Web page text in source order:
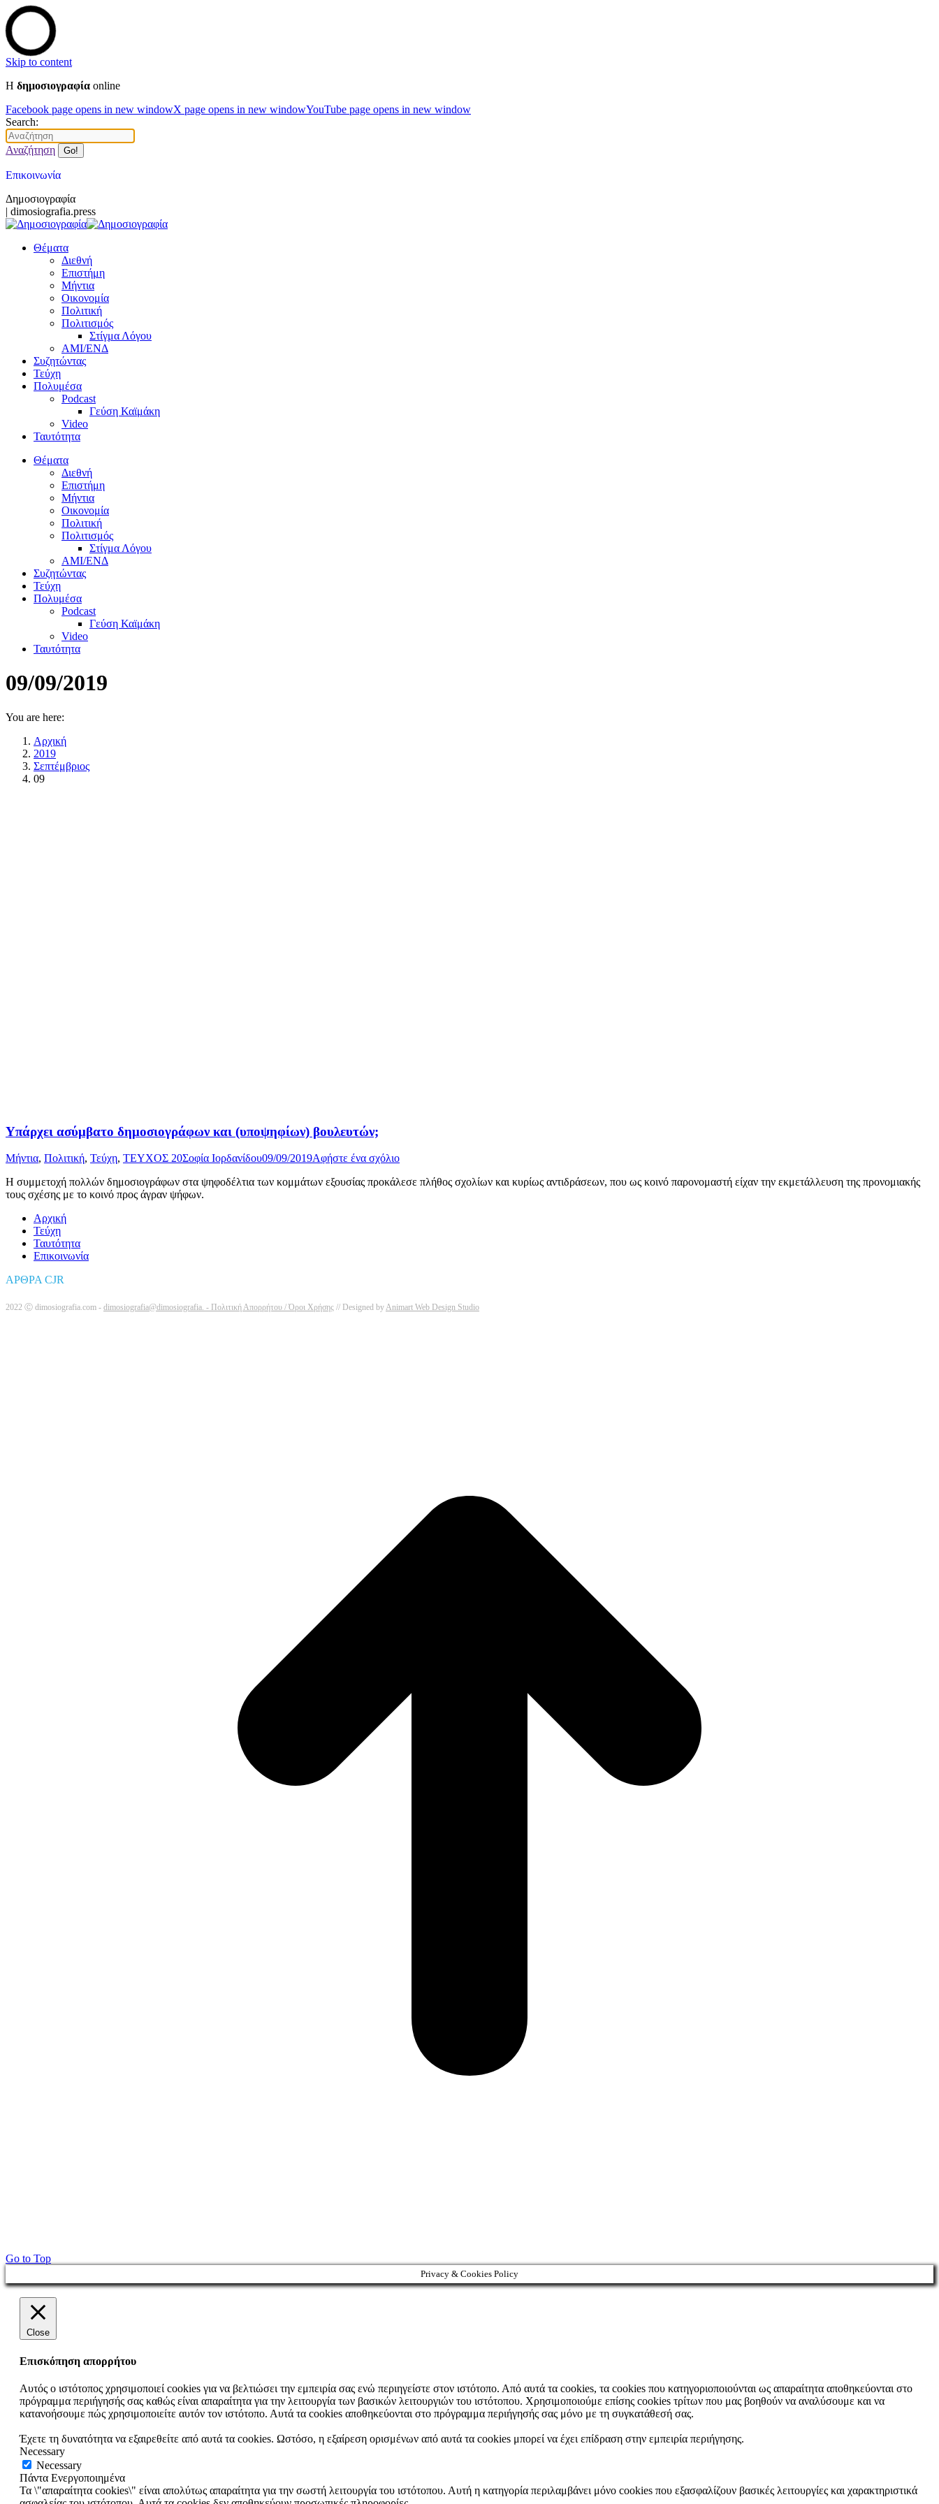
Skip to content
Η δημοσιογραφία online
Facebook page opens in new windowX page opens in new windowYouTube page opens in new window
Search:
Αναζήτηση
Επικοινωνία
Δημοσιογραφία
| dimosiografia.press
Θέματα
Διεθνή
Επιστήμη
Μήντια
Οικονομία
Πολιτική
Πολιτισμός
Στίγμα Λόγου
AMI/ΕΝΔ
Συζητώντας
Τεύχη
Πολυμέσα
Podcast
Γεύση Καϊμάκη
Video
Ταυτότητα
Θέματα
Διεθνή
Επιστήμη
Μήντια
Οικονομία
Πολιτική
Πολιτισμός
Στίγμα Λόγου
AMI/ΕΝΔ
Συζητώντας
Τεύχη
Πολυμέσα
Podcast
Γεύση Καϊμάκη
Video
Ταυτότητα
09/09/2019
You are here:
Αρχική
2019
Σεπτέμβριος
09
Υπάρχει ασύμβατο δημοσιογράφων και (υποψηφίων) βουλευτών;
Μήντια, Πολιτική, Τεύχη, ΤΕΥΧΟΣ 20Σοφία Ιορδανίδου09/09/2019Αφήστε ένα σχόλιο
Η συμμετοχή πολλών δημοσιογράφων στα ψηφοδέλτια των κομμάτων εξουσίας προκάλεσε πλήθος σχολίων και κυρίως αντιδράσεων, που ως κοινό παρονομαστή είχαν την εκμετάλλευση της προνομιακής
τους σχέσης με το κοινό προς άγραν ψήφων.
Αρχική
Τεύχη
Ταυτότητα
Επικοινωνία
ΑΡΘΡΑ CJR
2022 Ⓒ dimosiografia.com - dimosiografia@dimosiografia. - Πολιτική Απορρήτου / Όροι Χρήσης // Designed byAnimart Web Design Studio
Go to Top
Privacy & Cookies Policy
Close
Επισκόπηση απορρήτου
Αυτός ο ιστότοπος χρησιμοποιεί cookies για να βελτιώσει την εμπειρία σας ενώ περιηγείστε στον ιστότοπο. Από αυτά τα cookies, τα cookies που κατηγοριοποιούνται ως απαραίτητα αποθηκεύονται στο
πρόγραμμα περιήγησής σας καθώς είναι απαραίτητα για την λειτουργία των βασικών λειτουργιών του ιστότοπου. Χρησιμοποιούμε επίσης cookies τρίτων που μας βοηθούν να αναλύσουμε και να
κατανοήσουμε πώς χρησιμοποιείτε αυτόν τον ιστότοπο. Αυτά τα cookies αποθηκεύονται στο πρόγραμμα περιήγησής σας μόνο με τη συγκατάθεσή σας.
Έχετε τη δυνατότητα να εξαιρεθείτε από αυτά τα cookies. Ωστόσο, η εξαίρεση ορισμένων από αυτά τα cookies μπορεί να έχει επίδραση στην εμπειρία περιήγησης.
Necessary
Necessary
Πάντα Ενεργοποιημένα
Τα \"απαραίτητα cookies\" είναι απολύτως απαραίτητα για την σωστή λειτουργία του ιστότοπου. Αυτή η κατηγορία περιλαμβάνει μόνο cookies που εξασφαλίζουν βασικές λειτουργίες και χαρακτηριστικά